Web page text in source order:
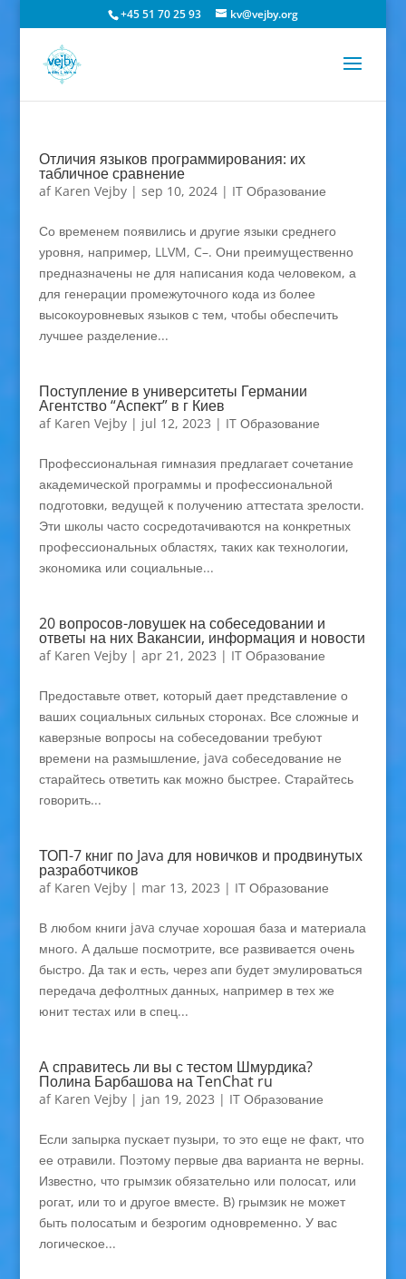
+45 51 70 25 93 kv@vejby.org
Отличия языков программирования: их
табличное сравнение
af Karen Vejby| sep 10, 2024| IT Образование
Со временем появились и другие языки среднего
уровня, например, LLVM, C–. Они преимущественно
предназначены не для написания кода человеком, а
для генерации промежуточного кода из более
высокоуровневых языков с тем, чтобы обеспечить
лучшее разделение...
Поступление в университеты Германии
Агентство “Аспект” в г Киев
af Karen Vejby| jul 12, 2023 | IT Образование
Профессиональная гимназия предлагает сочетание
академической программы и профессиональной
подготовки, ведущей к получению аттестата зрелости.
Эти школы часто сосредотачиваются на конкретных
профессиональных областях, таких как технологии,
экономика или социальные...
20 вопросов-ловушек на собеседовании и
ответы на них Вакансии, информация и новости
af Karen Vejby| apr 21, 2023 | IT Образование
Предоставьте ответ, который дает представление о
ваших социальных сильных сторонах. Все сложные и
каверзные вопросы на собеседовании требуют
времени на размышление, java собеседование не
старайтесь ответить как можно быстрее. Старайтесь
говорить...
ТОП-7 книг по Java для новичков и продвинутых
разработчиков
af Karen Vejby| mar 13, 2023 | IT Образование
В любом книги java случае хорошая база и материала
много. А дальше посмотрите, все развивается очень
быстро. Да так и есть, через апи будет эмулироваться
передача дефолтных данных, например в тех же
юнит тестах или в спец...
А справитесь ли вы с тестом Шмурдика?
Полина Барбашова на TenChat ru
af Karen Vejby| jan 19, 2023 | IT Образование
Если запырка пускает пузыри, то это еще не факт, что
ее отравили. Поэтому первые два варианта не верны.
Известно, что грымзик обязательно или полосат, или
рогат, или то и другое вместе. В) грымзик не может
быть полосатым и безрогим одновременно. У вас
логическое...